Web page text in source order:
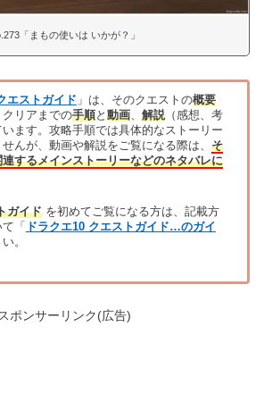
「まもの使いは いかが？」
エストガイド 」は、そのクエストの概要
クリアまでの手順と 動画、 解説（感想、考
ます。攻略手順では具体的なストーリー
んが、動画や解説をご覧になる際は、 そ
するメインストーリーなどのネタバレに
ガイドを初めてご覧になる方は、記載方
「
ドラクエ10 クエストガイド…のガイ
。
スポンサーリンク(広告)